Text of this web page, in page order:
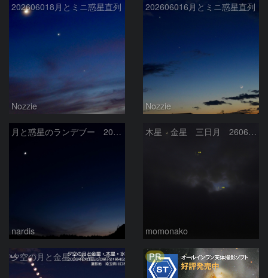
202606018月とミニ惑星直列
Nozzie
202606016月とミニ惑星直列
Nozzie
月と惑星のランデブー 2026/06/19
nardis
木星 金星 三日月 260618
momonako
夕空の月と金星・木星・水星の接近 2026/6/18 PR